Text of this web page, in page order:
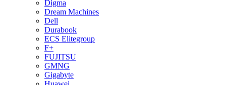
Digma
Dream Machines
Dell
Durabook
ECS Elitegroup
F+
FUJITSU
GMNG
Gigabyte